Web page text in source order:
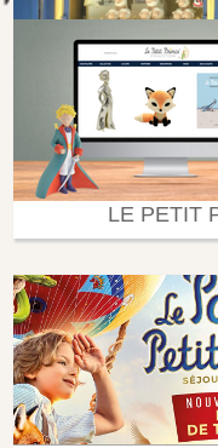
LE PETIT